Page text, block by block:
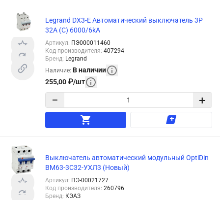
Legrand DX3-E Автоматический выключатель 3P
32А (С) 6000/6kA
Артикул: ПЭ000011460
Код производителя: 407294
Бренд: Legrand
Наличие: В наличии
255,00 ₽/шт
− +
Выключатель автоматический модульный OptiDin
BM63-3C32-УХЛ3 (Новый)
Артикул: ПЭ-00021727
Код производителя: 260796
Бренд: КЭАЗ